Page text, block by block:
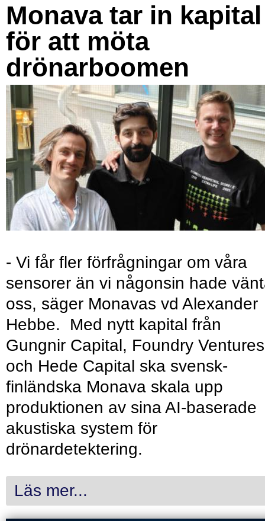
Monava tar in kapital
för att möta
drönarboomen
- Vi får fler förfrågningar om våra
sensorer än vi någonsin hade
oss, säger Monavas vd Alexander
Hebbe. Med nytt kapital från
Gungnir Capital, Foundry Ventures
och Hede Capital ska svensk-
finländska Monava skala upp
produktionen av sina AI-baserade
akustiska system för
drönardetektering.
Läs mer...